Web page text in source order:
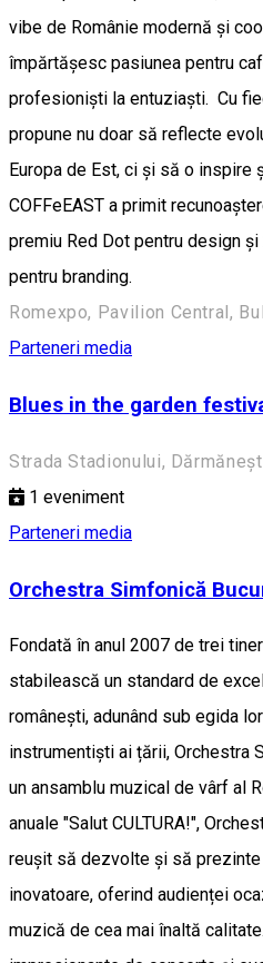
vibe de Românie modernă și
împărtășesc pasiunea pentru
profesioniști la entuziaști. Cu
propune nu doar să reflecte
Europa de Est, ci și să o
COFFeEAST a primit
premiu Red Dot pentru design
pentru branding.
Parteneri media
Blues in the garden
Strada Stadionului,
1 eveniment
Parteneri media
Orchestra Simfonică
Fondată în anul 2007 de trei
stabilească un standard de
românești, adunând sub egida
instrumentiști ai țării, Orchestra
un ansamblu muzical de vârf al
anuale "Salut CULTURA!",
reușit să dezvolte și să
inovatoare, oferind audienței
muzică de cea mai înaltă